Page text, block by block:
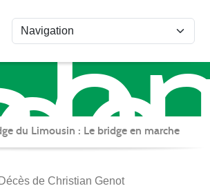
du Limousin : Le bridge en marche
Décès de Christian Genot